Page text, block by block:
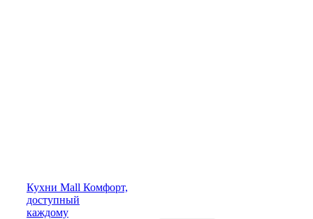
Кухни Mall Комфорт,
доступный
каждому